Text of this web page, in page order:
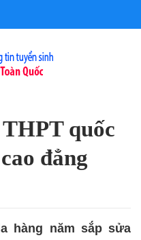
quốc
đẳng
hàng năm sắp sửa